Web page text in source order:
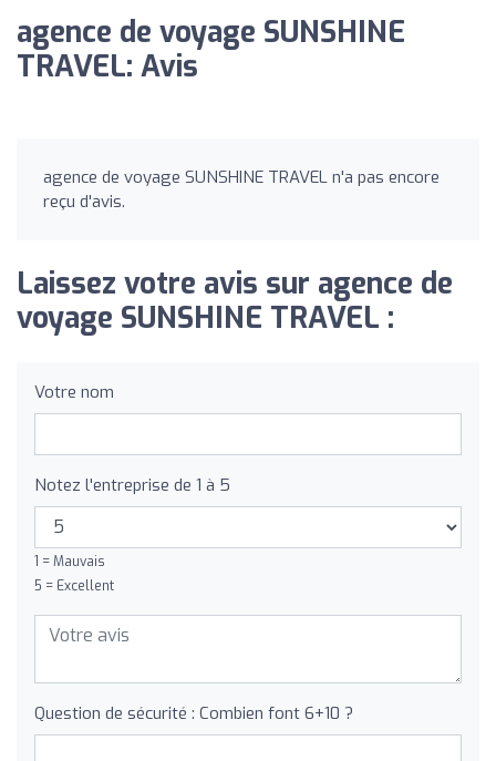
agence de voyage SUNSHINE
TRAVEL: Avis
agence de voyage SUNSHINE TRAVEL n'a pas encore
reçu d'avis.
Laissez votre avis sur agence de
voyage SUNSHINE TRAVEL :
Votre nom
Notez l'entreprise de 1 à 5
1 = Mauvais
5 = Excellent
Question de sécurité : Combien font 6+10 ?